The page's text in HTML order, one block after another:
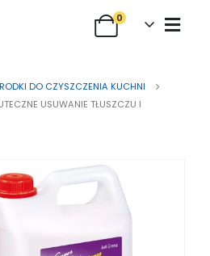
0
DO CZYSZCZENIA KUCHNI
USUWANIE TŁUSZCZU I